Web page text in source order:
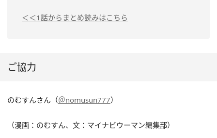
＜＜1話からまとめ読みはこちら
ご協力
のむすんさん（＠nomusun777）
（漫画：のむすん、文：マイナビウーマン編集部）